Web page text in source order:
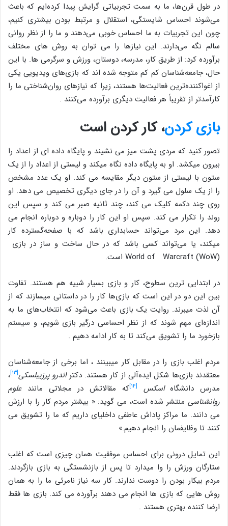
در طول قرن‌ها، ما به سمت تجربیاتی گرایش پیدا کرده‌ایم که باعث
می‌شوند احساس شایستگی‌، استقلال و مرتبط بودن بیشتری کنیم،
چون این تجربیات به ما احساس خوبی می‌دهند و ما را از نظر روانی
سالم نگه می‌دارند. این نیازها را می توان به روش های مختلف
برآورده کرد: از طریق کار، مدرسه، دوستان، ورزش و سرگرمی ها. با این
حال، جامعه‌شناسان کم کم متوجه شده اند که بازی‌های ویدیویی یکی
از اغواکننده‌ترین فعالیت‌ها هستند، زیرا که نیازهای روان‌شناختی ما را
کارآمدتر از تقریباً هر فعالیت دیگری برآورده می‌کنند .
بازی کردن، کار کردن است
تصور کنید که مردی پشت میز می نشیند و پایگاه داده ای از اعداد را
بیرون می‎کشد. او به پایگاه داده نگاه می‎کند و لیستی از اعداد را از یک
ستون با لیستی از ستون دیگر مقایسه می کند. او یک عدد مشخص
را از یک سلول می گیرد و آن را در جای دیگری تخصیص می دهد. او
روی چند دکمه کلیک می کند، چند ثانیه صبر می کند و سپس این
روند را تکرار می کند. سپس او این کار را دوباره و دوباره انجام می
دهد. این مرد می‌تواند حسابداری باشد که با صفحه‌گسترده کار
می‎کند، یا می‌تواند کسی باشد که در حال ساخت و ساز در بازی
World of Warcraft (WoW) است.
در ابتدایی ترین سطوح، کار و بازی بسیار شبیه هم هستند. تفاوت
بین این دو در این است که بازی‌ها کار را در داستانی می‎سازند که از
آن لذت می‎برند. روایت یک بازی باعث می‌شود که انتخاب‌های ما به
اندازه‌ای مهم شوند که از نظر احساسی درگیر بازی شویم، و سیستم
بازخورد ما را تشویق می‌کند تا به کار ادامه دهیم .
مردم اغلب بازی‌ را در مقابل کار می‎بینند ، اما برخی از جامعه‌شناسان
معتقدند بازی‌ها شکل ایده‌آلی از کار هستند. دکتر اندرو پرزیبلسکی[۱۳]
،
مدرس دانشگاهاسکس [۱۴] که مقالاتش در مجلاتی مانندعلوم
روانشناسی منتشر شده است، می گوید: « بیشتر مردم کار را با ارزش
می دانند. ما مراکز پاداش عاطفی داخلی‎ای داریم که ما را تشویق می
کنند تا وظایف‎مان را انجام دهیم.»
این تمایل درونی برای احساس موفقیت همان چیزی است که اغلب
ستارگان ورزش را وا می‎دارد تا پس از بازنشستگی به بازی بازگردند.
مردم بیکار بودن را دوست ندارند. کار سه نیاز نامرئی ما را به همان
روش هایی که بازی ها انجام می دهند برآورده می کند. بازی ها فقط
ارضا کننده بهتری هستند .